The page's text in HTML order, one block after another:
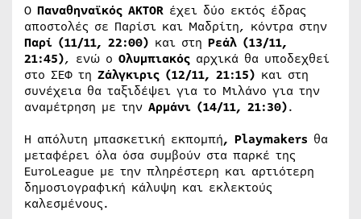
Ο Παναθηναϊκός AKTOR έχει δύο εκτός έδρας
αποστολές σε Παρίσι και Μαδρίτη, κόντρα στην
Παρί (11/11, 22:00) και στη Ρεάλ (13/11,
21:45), ενώ ο Ολυμπιακός αρχικά θα υποδεχθεί
στο ΣΕΦ τη Ζάλγκιρις (12/11, 21:15) και στη
συνέχεια θα ταξιδέψει για το Μιλάνο για την
αναμέτρηση με την Αρμάνι (14/11, 21:30).
Η απόλυτη μπασκετική εκπομπή, Playmakers θα
μεταφέρει όλα όσα συμβούν στα παρκέ της
EuroLeague με την πληρέστερη και αρτιότερη
δημοσιογραφική κάλυψη και εκλεκτούς
καλεσμένους.